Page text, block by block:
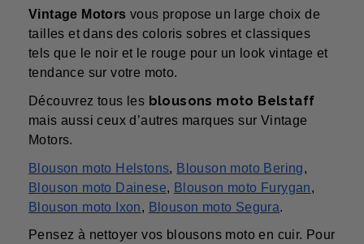
Vintage Motors vous propose un large choix de
tailles et dans des coloris sobres et classiques
tels que le noir et le rouge pour un look vintage et
tendance sur votre moto.
Découvrez tous les blousons moto Belstaff
mais aussi ceux d’autres marques sur Vintage
Motors.
Blouson moto Helstons, Blouson moto Bering,
Blouson moto Dainese, Blouson moto Furygan,
Blouson moto Ixon, Blouson moto Segura.
Pensez à nettoyer vos blousons moto en cuir. Pour